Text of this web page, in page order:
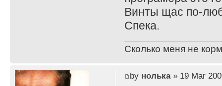
Винты щас по-
Спека.
Сколько меня не
by нолька» 19 Mar